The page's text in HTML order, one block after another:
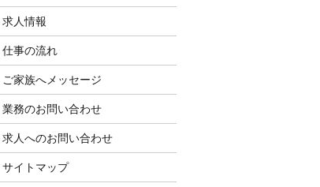
求人情報
仕事の流れ
ご家族へメッセージ
業務のお問い合わせ
求人へのお問い合わせ
サイトマップ